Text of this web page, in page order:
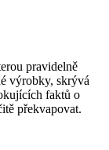
pravidelně
výrobky, skrývá
faktů o
překvapovat.